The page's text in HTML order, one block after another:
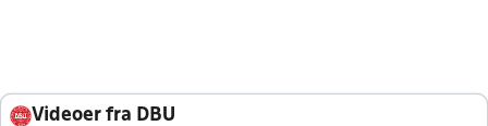
Videoer fra DBU